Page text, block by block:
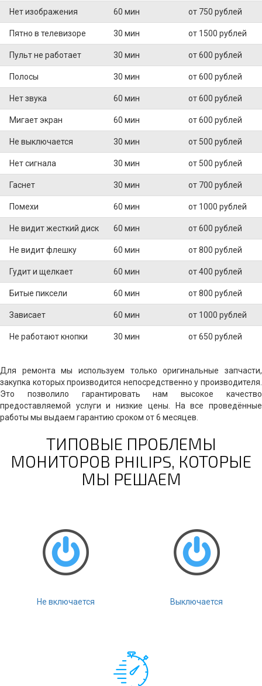
Нет изображения 60 мин от 750 рублей
Пятно в телевизоре 30 мин от 1500 рублей
Пульт не работает 30 мин от 600 рублей
Полосы 30 мин от 600 рублей
Нет звука 60 мин от 600 рублей
Мигает экран 60 мин от 600 рублей
Не выключается 30 мин от 500 рублей
Нет сигнала 30 мин от 500 рублей
Гаснет 30 мин от 700 рублей
Помехи 60 мин от 1000 рублей
Не видит жесткий диск 60 мин от 600 рублей
Не видит флешку 60 мин от 800 рублей
Гудит и щелкает 60 мин от 400 рублей
Битые пиксели 60 мин от 800 рублей
Зависает 60 мин от 1000 рублей
Не работают кнопки 30 мин от 650 рублей
Для ремонта мы используем только оригинальные запчасти,
закупка которых производится непосредственно у производителя.
Это позволило гарантировать нам высокое качество
предоставляемой услуги и низкие цены. На все проведённые
работы мы выдаем гарантию сроком от 6 месяцев.
ТИПОВЫЕ ПРОБЛЕМЫ
МОНИТОРОВ PHILIPS, КОТОРЫЕ
МЫ РЕШАЕМ
Не включается Выключается